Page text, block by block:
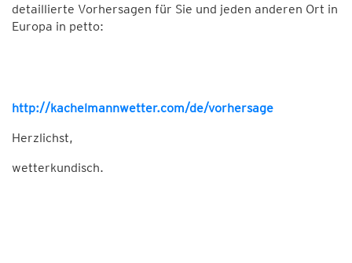
detaillierte Vorhersagen für Sie und jeden anderen Ort in
Europa in petto:
http://kachelmannwetter.com/de/vorhersage
Herzlichst,
wetterkundisch.